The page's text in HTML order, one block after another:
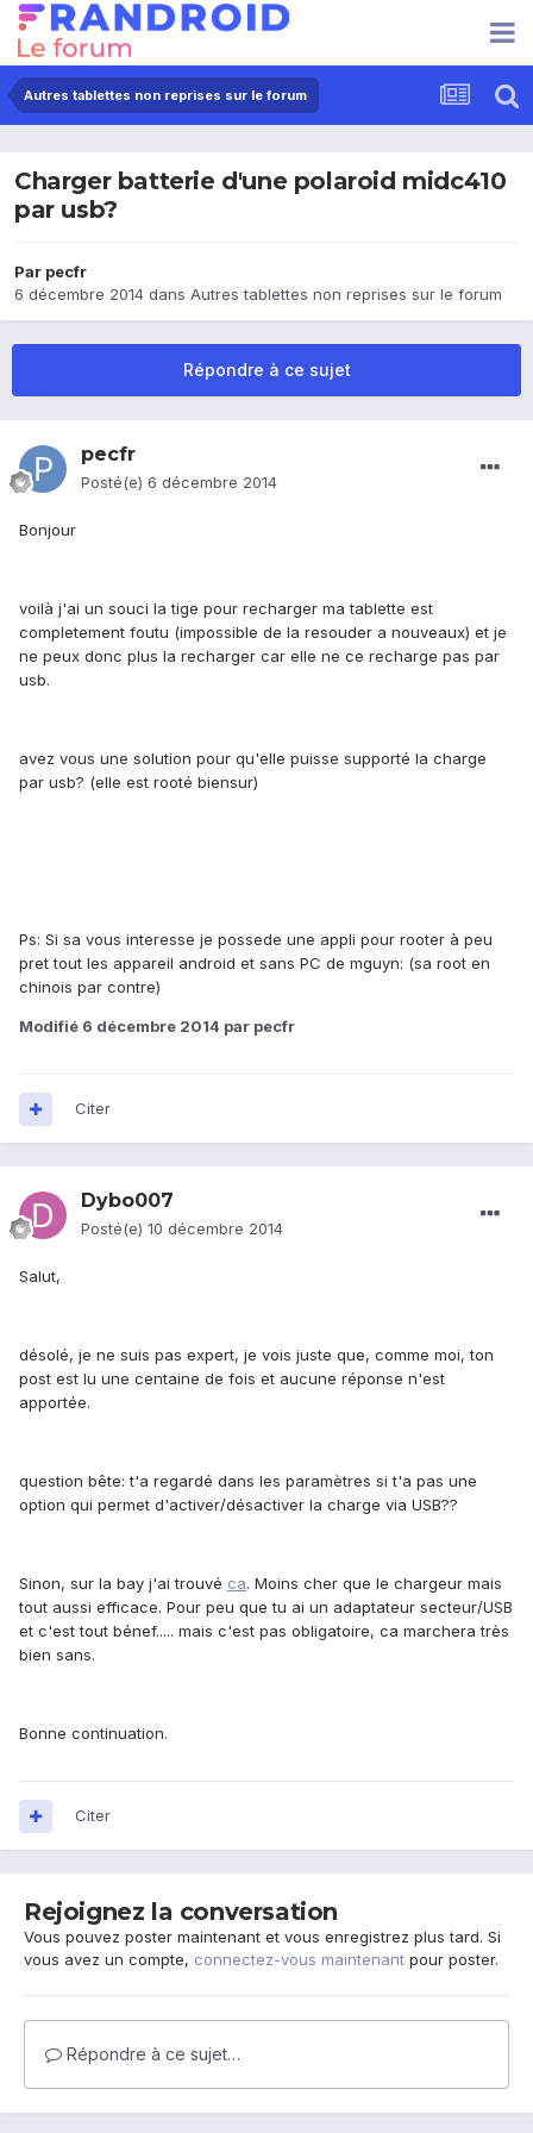
Autres tablettes non reprises sur le forum
Charger batterie d'une polaroid midc410
par usb?
Par pecfr
6 décembre 2014 dans Autres tablettes non reprises sur le forum
Répondre à ce sujet
pecfr
Posté(e) 6 décembre 2014
Bonjour
voilà j'ai un souci la tige pour recharger ma tablette est
completement foutu (impossible de la resouder a nouveaux) et je
ne peux donc plus la recharger car elle ne ce recharge pas par
usb.
avez vous une solution pour qu'elle puisse supporté la charge
par usb? (elle est rooté biensur)
Ps: Si sa vous interesse je possede une appli pour rooter à peu
pret tout les appareil android et sans PC de mguyn: (sa root en
chinois par contre)
Modifié 6 décembre 2014 par pecfr
Citer
Dybo007
Posté(e) 10 décembre 2014
Salut,
désolé, je ne suis pas expert, je vois juste que, comme moi, ton
post est lu une centaine de fois et aucune réponse n'est
apportée.
question bête: t'a regardé dans les paramètres si t'a pas une
option qui permet d'activer/désactiver la charge via USB??
Sinon, sur la bay j'ai trouvé ca. Moins cher que le chargeur mais
tout aussi efficace. Pour peu que tu ai un adaptateur secteur/USB
et c'est tout bénef..... mais c'est pas obligatoire, ca marchera très
bien sans.
Bonne continuation.
Citer
Rejoignez la conversation
Vous pouvez poster maintenant et vous enregistrez plus tard. Si
vous avez un compte, connectez-vous maintenant pour poster.
Répondre à ce sujet…